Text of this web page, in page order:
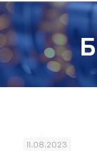
11.08.2023